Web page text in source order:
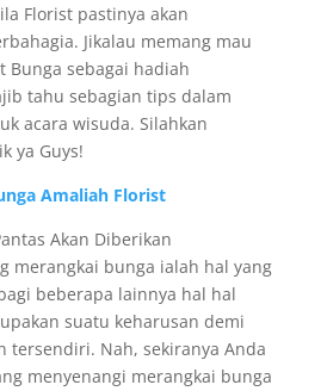
Florist pastinya akan
Jikalau memang mau
Bunga sebagai hadiah
tahu sebagian tips dalam
acara wisuda. Silahkan
ya Guys!
Amaliah Florist
Akan Diberikan
merangkai bunga ialah hal yang
beberapa lainnya hal hal
suatu keharusan demi
tersendiri. Nah, sekiranya Anda
menyenangi merangkai bunga